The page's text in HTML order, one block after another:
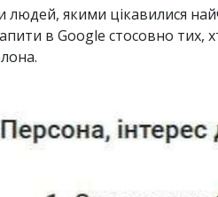
людей, якими цікавилися
в Google стосовно тих,